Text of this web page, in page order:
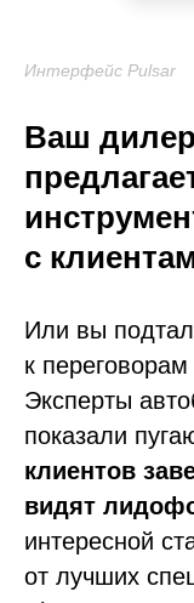
Интерфейс Pulsar
Ваш
с
Или вы
к
Эксперты
показали
клиентов
видят
интересной
от лучших